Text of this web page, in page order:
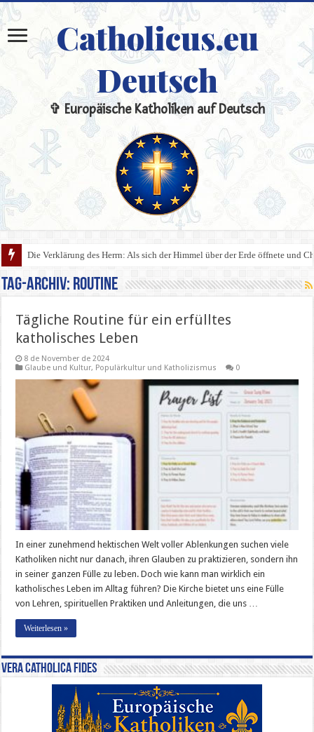
Catholicus.eu
Deutsch
✞ Europäische Katholiken auf Deutsch
Die Verklärung des Herrn: Als sich der Himmel über der Erde öffnete und
Tag-Archiv: Routine
Tägliche Routine für ein erfülltes
katholisches Leben
8 de November de 2024
Glaube und Kultur, Populärkultur und Katholizismus 0
In einer zunehmend hektischen Welt voller Ablenkungen suchen viele
Katholiken nicht nur danach, ihren Glauben zu praktizieren, sondern ihn
in seiner ganzen Fülle zu leben. Doch wie kann man wirklich ein
katholisches Leben im Alltag führen? Die Kirche bietet uns eine Fülle
von Lehren, spirituellen Praktiken und Anleitungen, die uns …
Weiterlesen »
Vera Catholica Fides